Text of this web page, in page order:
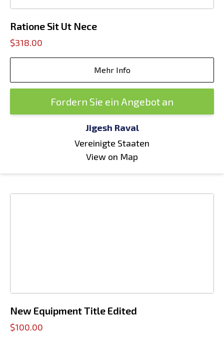
Ratione Sit Ut Nece
$318.00
Mehr Info
Fordern Sie ein Angebot an
Jigesh Raval
Vereinigte Staaten
View on Map
New Equipment Title Edited
$100.00